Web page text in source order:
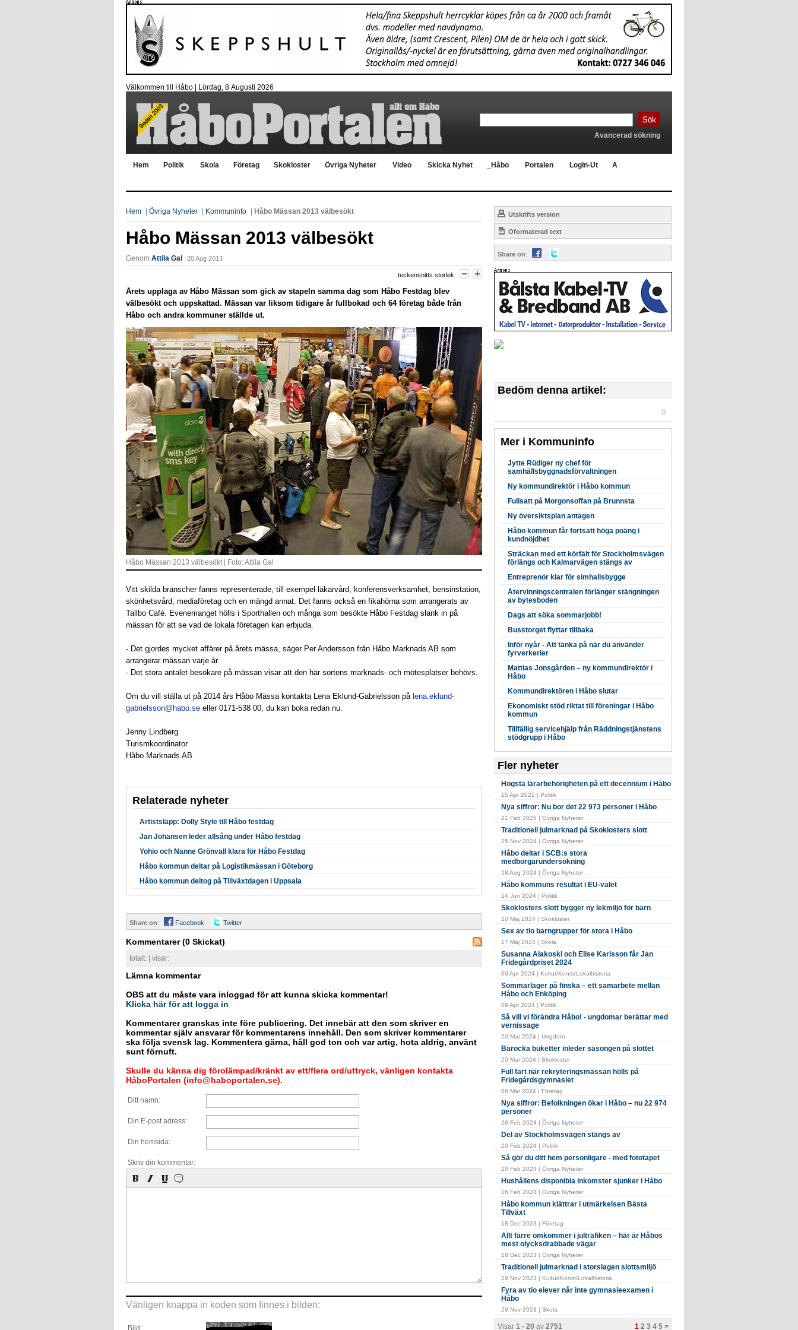
Välkommen till Håbo | Lördag, 8 Αugusti 2026
Sök
Avancerad sökning
Hem Politik Skola Företag Skokloster Övriga Nyheter Video Skicka Nyhet _Håbo Portalen LogIn-Ut A
Hem Övriga Nyheter Kommuninfo Håbo Mässan 2013 välbesökt
Håbo Mässan 2013 välbesökt
Genom Attila Gal 20 Aug 2013
teckensnitts storlek:
Årets upplaga av Håbo Mässan som gick av stapeln samma dag som Håbo Festdag blev
välbesökt och uppskattad. Mässan var liksom tidigare år fullbokad och 64 företag både från
Håbo och andra kommuner ställde ut.
Håbo Mässan 2013 välbesökt | Foto: Attila Gal
Vitt skilda branscher fanns representerade, till exempel läkarvård, konferensverksamhet, bensinstation,
skönhetsvård, mediaföretag och en mängd annat. Det fanns också en fikahörna som arrangerats av
Tallbo Café. Evenemanget hölls i Sporthallen och många som besökte Håbo Festdag slank in på
mässan för att se vad de lokala företagen kan erbjuda.
- Det gjordes mycket affärer på årets mässa, säger Per Andersson från Håbo Marknads AB som
arrangerar mässan varje år.
- Det stora antalet besökare på mässan visar att den här sortens marknads- och mötesplatser behövs.
Om du vill ställa ut på 2014 års Håbo Mässa kontakta Lena Eklund-Gabrielsson på lena.eklund-
gabrielsson@habo.se eller 0171-538 00, du kan boka redan nu.
Jenny Lindberg
Turismkoordinator
Håbo Marknads AB
Relaterade nyheter
Artistsläpp: Dolly Style till Håbo festdag
Jan Johansen leder allsång under Håbo festdag
Yohio och Nanne Grönvall klara för Håbo Festdag
Håbo kommun deltar på Logistikmässan i Göteborg
Håbo kommun deltog på Tillväxtdagen i Uppsala
Share on: Facebook Twitter
Kommentarer(0 Skickat)
totalt: | visar:
Lämna kommentar
OBS att du måste vara inloggad för att kunna skicka kommentar!
Klicka här för att logga in
Kommentarer granskas inte före publicering. Det innebär att den som skriver en
kommentar själv ansvarar för kommentarens innehåll. Den som skriver kommentarer
ska följa svensk lag. Kommentera gärna, håll god ton och var artig, hota aldrig, använt
sunt förnuft.
Skulle du känna dig förolämpad/kränkt av ett/flera ord/uttryck, vänligen kontakta
HåboPortalen (info@haboportalen.se).
Ditt namn:
Din E-post adress:
Din hemsida:
Skriv din kommentar:
Vänligen knappa in koden som finnes i bilden:
Bild:
Utskrifts version
Oformaterad text
Share on:
Bedöm denna artikel:
0
Mer i Kommuninfo
Jytte Rüdiger ny chef för
samhällsbyggnadsförvaltningen
Ny kommundirektör i Håbo kommun
Fullsatt på Morgonsoffan på Brunnsta
Ny översiktsplan antagen
Håbo kommun får fortsatt höga poäng i
kundnöjdhet
Sträckan med ett körfält för Stockholmsvägen
förlängs och Kalmarvägen stängs av
Entreprenör klar för simhallsbygge
Återvinningscentralen förlänger stängningen
av bytesboden
Dags att söka sommarjobb!
Busstorget flyttar tillbaka
Inför nyår - Att tänka på när du använder
fyrverkerier
Mattias Jonsgården – ny kommundirektör i
Håbo
Kommundirektören i Håbo slutar
Ekonomiskt stöd riktat till föreningar i Håbo
kommun
Tillfällig servicehjälp från Räddningstjänstens
stödgrupp i Håbo
Fler nyheter
Högsta lärarbehörigheten på ett decennium i Håbo
15 Apr 2025 | Politik
Nya siffror: Nu bor det 22 973 personer i Håbo
21 Feb 2025 | Övriga Nyheter
Traditionell julmarknad på Skoklosters slott
25 Nov 2024 | Övriga Nyheter
Håbo deltar i SCB:s stora
medborgarundersökning
28 Aug 2024 | Övriga Nyheter
Håbo kommuns resultat i EU-valet
14 Jun 2024 | Politik
Skoklosters slott bygger ny lekmiljö för barn
20 Maj 2024 | Skokloster
Sex av tio barngrupper för stora i Håbo
17 Maj 2024 | Skola
Susanna Alakoski och Elise Karlsson får Jan
Fridegårdpriset 2024
09 Apr 2024 | Kultur/Konst/Lokalhistoria
Sommarläger på finska – ett samarbete mellan
Håbo och Enköping
09 Apr 2024 | Politik
Så vill vi förändra Håbo! - ungdomar berättar med
vernissage
20 Mar 2024 | Ungdom
Barocka buketter inleder säsongen på slottet
20 Mar 2024 | Skokloster
Full fart när rekryteringsmässan hölls på
Fridegårdsgymnasiet
08 Mar 2024 | Företag
Nya siffror: Befolkningen ökar i Håbo – nu 22 974
personer
26 Feb 2024 | Övriga Nyheter
Del av Stockholmsvägen stängs av
20 Feb 2024 | Politik
Så gör du ditt hem personligare - med fototapet
20 Feb 2024 | Övriga Nyheter
Hushållens disponibla inkomster sjunker i Håbo
16 Feb 2024 | Övriga Nyheter
Håbo kommun klättrar i utmärkelsen Bästa
Tillväxt
18 Dec 2023 | Företag
Allt färre omkommer i jultrafiken – här är Håbos
mest olycksdrabbade vägar
18 Dec 2023 | Övriga Nyheter
Traditionell julmarknad i storslagen slottsmiljö
29 Nov 2023 | Kultur/Konst/Lokalhistoria
Fyra av tio elever når inte gymnasieexamen i
Håbo
29 Nov 2023 | Skola
1 2 3 4 5 >
Visar 1 - 20 av 2751